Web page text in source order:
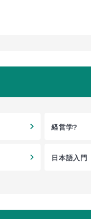
経営学?
日本語入門